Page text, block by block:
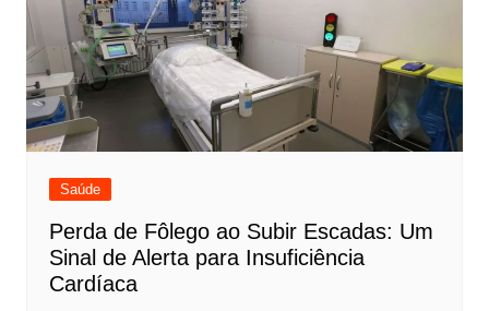
Saúde
Perda de Fôlego ao Subir Escadas: Um
Sinal de Alerta para Insuficiência
Cardíaca